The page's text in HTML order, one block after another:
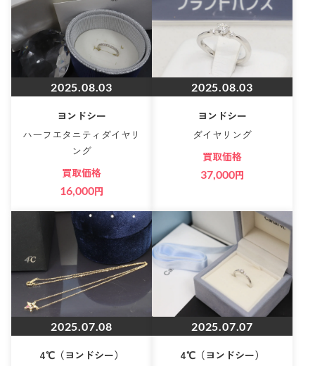
2025.08.03
ヨンドシー
ハーフエタニティダイヤリ
ング
買取価格
16,000円
2025.08.03
ヨンドシー
ダイヤリング
買取価格
37,000円
2025.07.08
4℃（ヨンドシー）
2025.07.07
4℃（ヨンドシー）